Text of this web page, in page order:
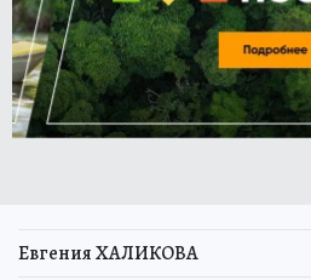
Евгения ХАЛИКОВА